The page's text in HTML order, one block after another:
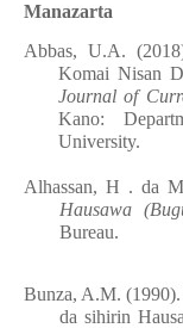
Manazarta
Abbas, U.A.
Komai Nisan
Journal of
Kano:
University.
Alhassan, H . da
Hausawa
Bureau.
Bunza, A.M. (1990).
da sihirin